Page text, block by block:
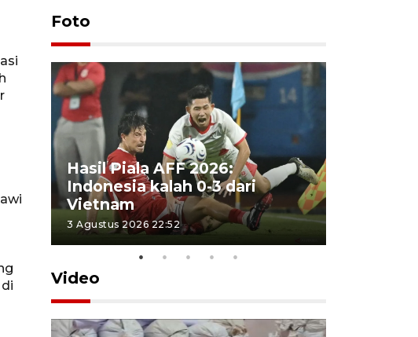
Foto
Hasil Piala AFF 2026:
Indonesia kalah 0-3 dari
Vietnam
3 Agustus 2026 22:52
Video